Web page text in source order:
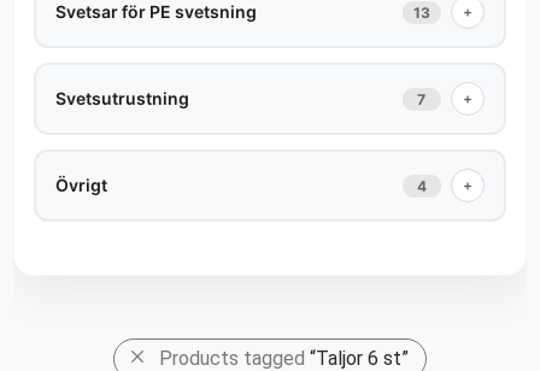
Svetsar för PE svetsning 13 +
Svetsutrustning 7 +
Övrigt 4 +
Products tagged “Taljor 6 st”